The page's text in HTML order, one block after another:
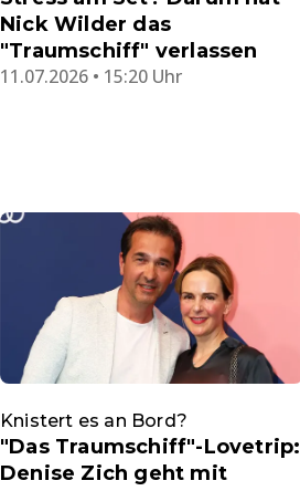
Nick Wilder das
"Traumschiff" verlassen
11.07.2026 • 15:20 Uhr
Knistert es an Bord?
"Das Traumschiff"-Lovetrip:
Denise Zich geht mit